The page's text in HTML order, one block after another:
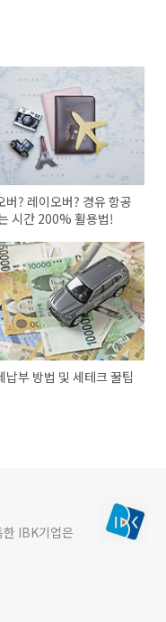
버? 레이오버? 경유 항공
시간 200% 활용법!
납부 방법 및 세테크 꿀팁
IBK기업은